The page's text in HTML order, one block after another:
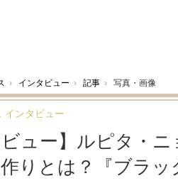
› インタビュー › 記事 › 写真・画像
ビュー】ルピタ・
りとは？『ブラ
インタビュー